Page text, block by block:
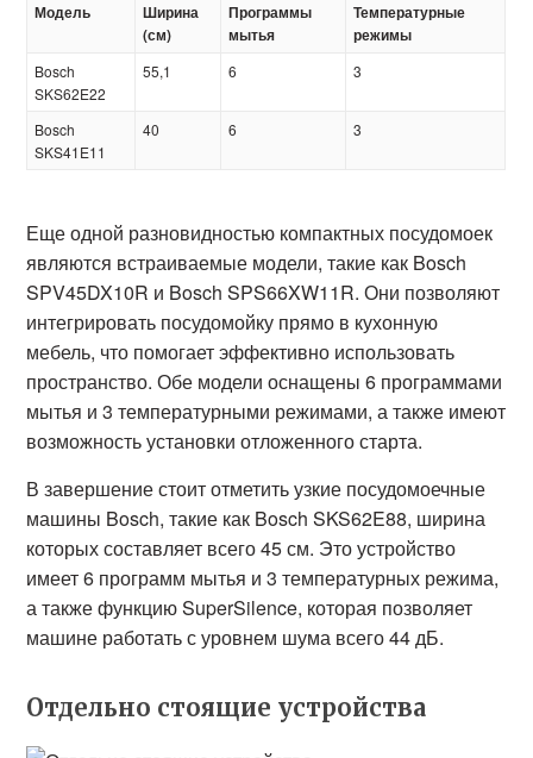
Модель
Ширина
(см)
Программы
мытья
Температурные
режимы
Bosch
SKS62E22
55,1 6 3
Bosch
SKS41E11
40 6 3
Еще одной разновидностью компактных посудомоек
являются встраиваемые модели, такие как Bosch
SPV45DX10R и Bosch SPS66XW11R. Они позволяют
интегрировать посудомойку прямо в кухонную
мебель, что помогает эффективно использовать
пространство. Обе модели оснащены 6 программами
мытья и 3 температурными режимами, а также имеют
возможность установки отложенного старта.
В завершение стоит отметить узкие посудомоечные
машины Bosch, такие как Bosch SKS62E88, ширина
которых составляет всего 45 см. Это устройство
имеет 6 программ мытья и 3 температурных режима,
а также функцию SuperSilence, которая позволяет
машине работать с уровнем шума всего 44 дБ.
Отдельно стоящие устройства